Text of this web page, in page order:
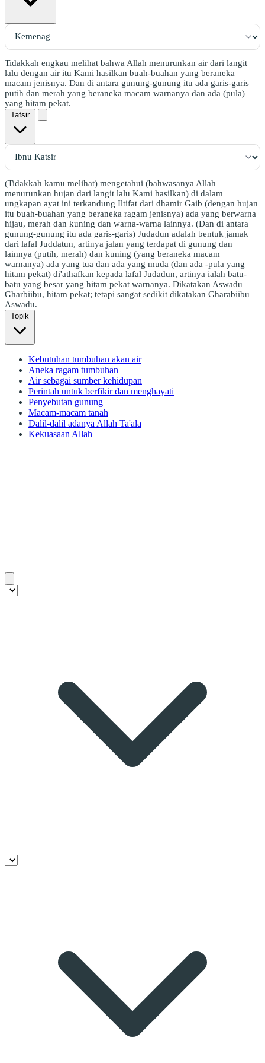
Tidakkah engkau melihat bahwa Allah menurunkan air dari langit
lalu dengan air itu Kami hasilkan buah-buahan yang beraneka
macam jenisnya. Dan di antara gunung-gunung itu ada garis-garis
putih dan merah yang beraneka macam warnanya dan ada (pula)
yang hitam pekat.
Tafsir
(Tidakkah kamu melihat) mengetahui (bahwasanya Allah
menurunkan hujan dari langit lalu Kami hasilkan) di dalam
ungkapan ayat ini terkandung Iltifat dari dhamir Gaib (dengan hujan
itu buah-buahan yang beraneka ragam jenisnya) ada yang berwarna
hijau, merah dan kuning dan warna-warna lainnya. (Dan di antara
gunung-gunung itu ada garis-garis) Judadun adalah bentuk jamak
dari lafal Juddatun, artinya jalan yang terdapat di gunung dan
lainnya (putih, merah) dan kuning (yang beraneka macam
warnanya) ada yang tua dan ada yang muda (dan ada -pula yang
hitam pekat) di'athafkan kepada lafal Judadun, artinya ialah batu-
batu yang besar yang hitam pekat warnanya. Dikatakan Aswadu
Gharbiibu, hitam pekat; tetapi sangat sedikit dikatakan Gharabiibu
Aswadu.
Topik
Kebutuhan tumbuhan akan air
Aneka ragam tumbuhan
Air sebagai sumber kehidupan
Perintah untuk berfikir dan menghayati
Penyebutan gunung
Macam-macam tanah
Dalil-dalil adanya Allah Ta'ala
Kekuasaan Allah